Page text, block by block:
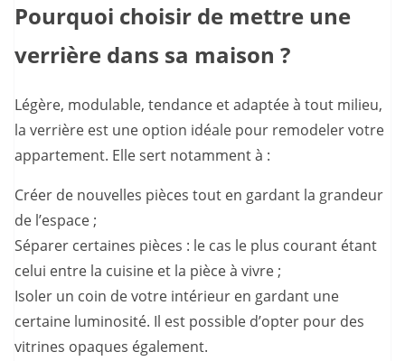
Pourquoi choisir de mettre une
verrière dans sa maison ?
Légère, modulable, tendance et adaptée à tout milieu,
la verrière est une option idéale pour remodeler votre
appartement. Elle sert notamment à :
Créer de nouvelles pièces tout en gardant la grandeur
de l’espace ;
Séparer certaines pièces : le cas le plus courant étant
celui entre la cuisine et la pièce à vivre ;
Isoler un coin de votre intérieur en gardant une
certaine luminosité. Il est possible d’opter pour des
vitrines opaques également.